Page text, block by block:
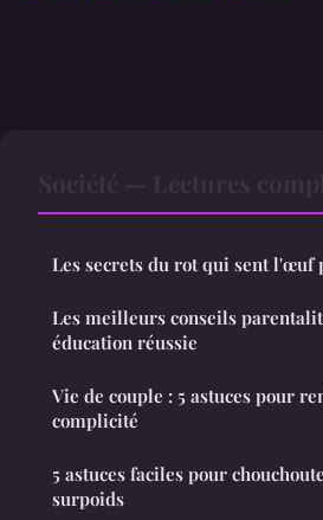
Les secrets du rot qui sent l'œuf
Les meilleurs conseils
éducation réussie
Vie de couple : 5 astuces pour
complicité
5 astuces faciles pour
surpoids